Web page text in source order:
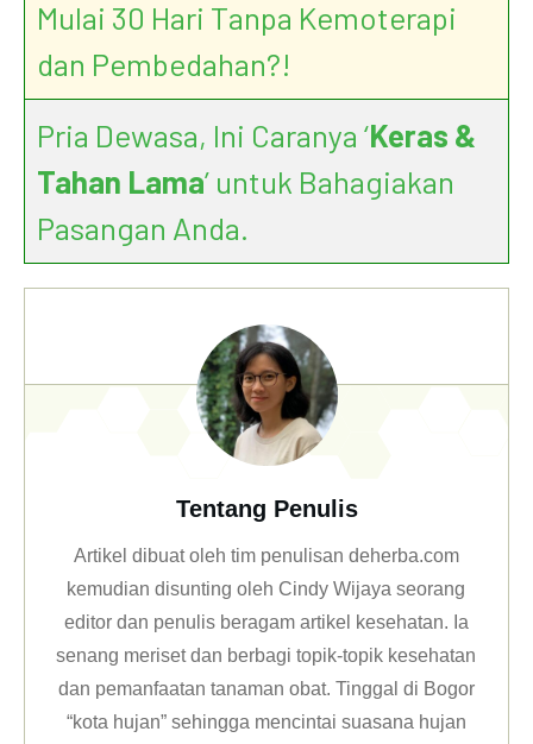
Mulai 30 Hari Tanpa Kemoterapi
dan Pembedahan?!
Pria Dewasa, Ini Caranya ‘Keras &
Tahan Lama’ untuk Bahagiakan
Pasangan Anda.
Tentang Penulis
Artikel dibuat oleh tim penulisan deherba.com
kemudian disunting oleh Cindy Wijaya seorang
editor dan penulis beragam artikel kesehatan. Ia
senang meriset dan berbagi topik-topik kesehatan
dan pemanfaatan tanaman obat. Tinggal di Bogor
“kota hujan” sehingga mencintai suasana hujan